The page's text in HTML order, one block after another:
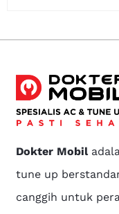
Dokter Mobil
tune up
canggih untuk